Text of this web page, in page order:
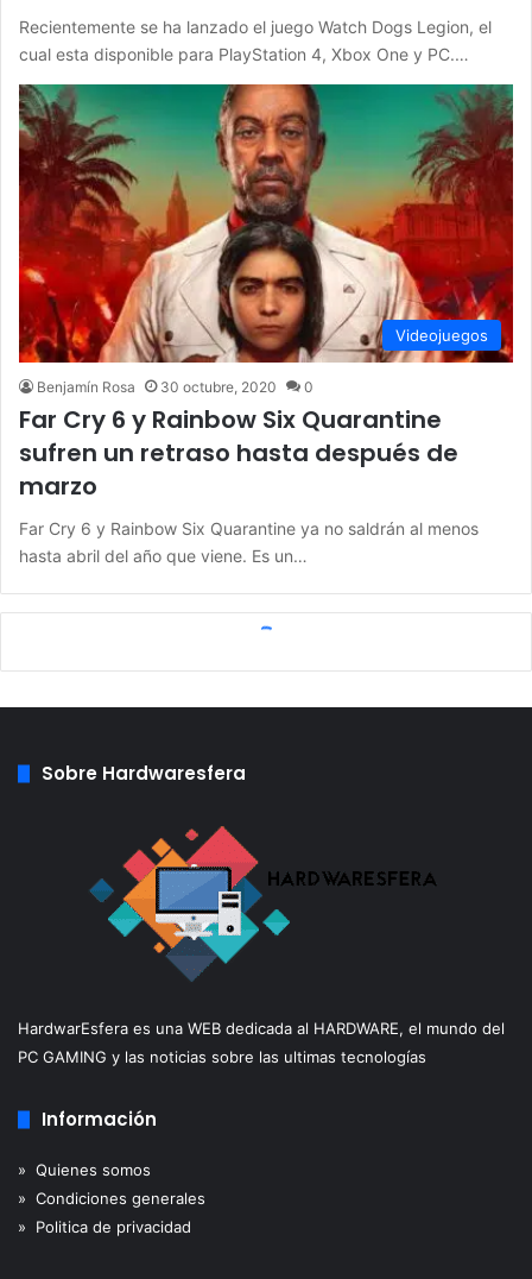
Recientemente se ha lanzado el juego Watch Dogs Legion, el
cual esta disponible para PlayStation 4, Xbox One y PC.…
Videojuegos
Benjamín Rosa 30 octubre, 2020 0
Far Cry 6 y Rainbow Six Quarantine
sufren un retraso hasta después de
marzo
Far Cry 6 y Rainbow Six Quarantine ya no saldrán al menos
hasta abril del año que viene. Es un…
Sobre Hardwaresfera
HardwarEsfera es una WEB dedicada al HARDWARE, el mundo del
PC GAMING y las noticias sobre las ultimas tecnologías
Información
» Quienes somos
» Condiciones generales
» Politica de privacidad